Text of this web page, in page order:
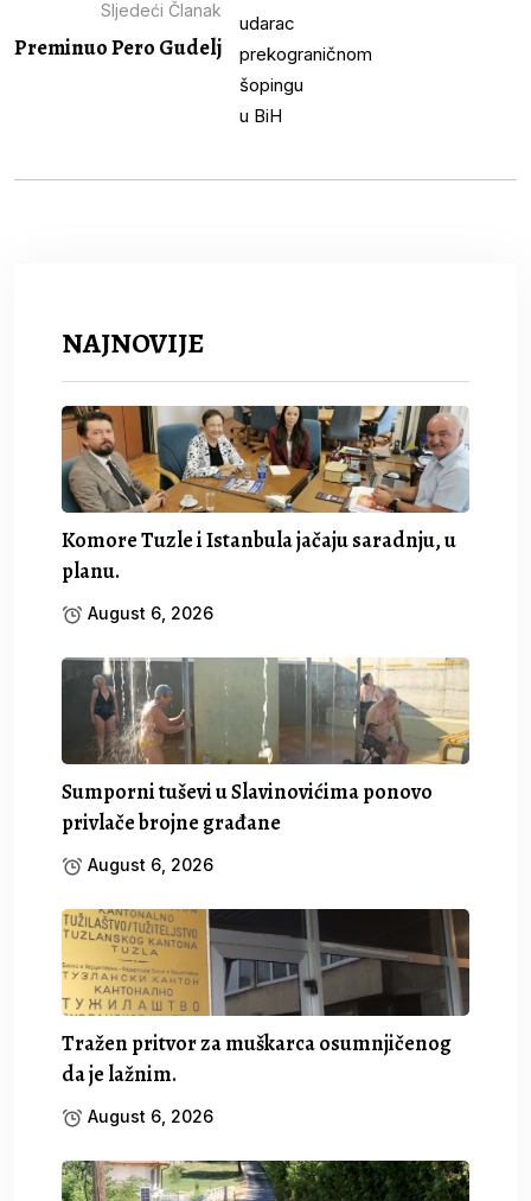
Sljedeći Članak
Preminuo Pero Gudelj
NAJNOVIJE
Komore Tuzle i Istanbula jačaju saradnju, u
planu.
August 6, 2026
Sumporni tuševi u Slavinovićima ponovo
privlače brojne građane
August 6, 2026
Tražen pritvor za muškarca osumnjičenog
da je lažnim.
August 6, 2026